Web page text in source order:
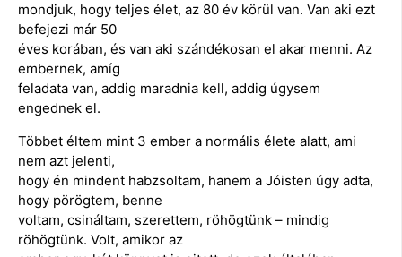
mondjuk, hogy teljes élet, az 80 év körül van. Van aki ezt
befejezi már 50
éves korában, és van aki szándékosan el akar menni. Az
embernek, amíg
feladata van, addig maradnia kell, addig úgysem
engednek el.
Többet éltem mint 3 ember a normális élete alatt, ami
nem azt jelenti,
hogy én mindent habzsoltam, hanem a Jóisten úgy adta,
hogy pörögtem, benne
voltam, csináltam, szerettem, röhögtünk – mindig
röhögtünk. Volt, amikor az